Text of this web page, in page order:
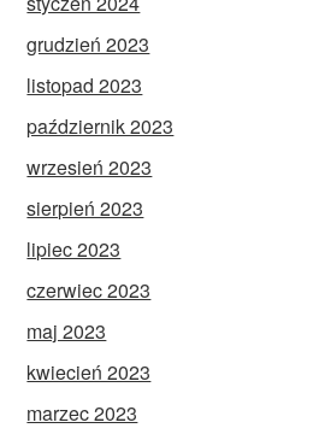
grudzień 2023
listopad 2023
październik 2023
wrzesień 2023
sierpień 2023
lipiec 2023
czerwiec 2023
maj 2023
kwiecień 2023
marzec 2023